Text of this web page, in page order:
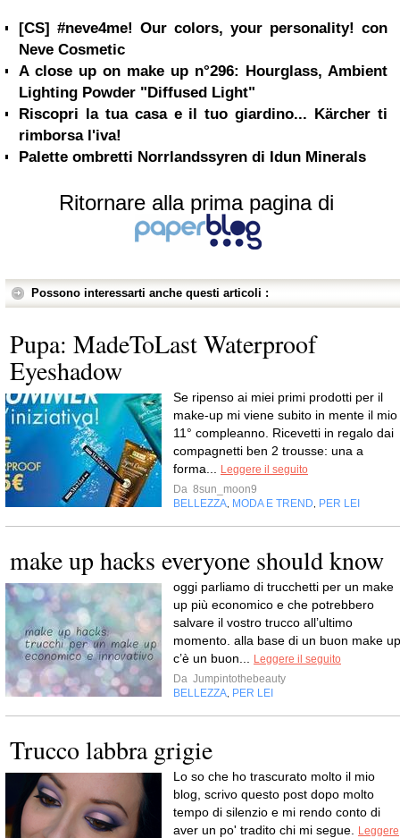
[CS] #neve4me! Our colors, your personality! con
Neve Cosmetic
A close up on make up n°296: Hourglass, Ambient
Lighting Powder "Diffused Light"
Riscopri la tua casa e il tuo giardino... Kärcher ti
rimborsa l'iva!
Palette ombretti Norrlandssyren di Idun Minerals
Ritornare alla prima pagina di
Possono interessarti anche questi articoli :
Pupa: MadeToLast Waterproof
Eyeshadow
Se ripenso ai miei primi prodotti per il
make-up mi viene subito in mente il mio
11° compleanno. Ricevetti in regalo dai
compagnetti ben 2 trousse: una a
forma...
Leggere il seguito
Da 8sun_moon9
BELLEZZA MODA E TREND PER LEI
make up hacks everyone should know
oggi parliamo di trucchetti per un make
up più economico e che potrebbero
salvare il vostro trucco all’ultimo
momento. alla base di un buon make up
c’è un buon...
Leggere il seguito
Da Jumpintothebeauty
BELLEZZA PER LEI
Trucco labbra grigie
Lo so che ho trascurato molto il mio
blog, scrivo questo post dopo molto
tempo di silenzio e mi rendo conto di
aver un po' tradito chi mi segue.
Leggere